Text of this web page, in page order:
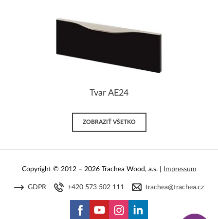
Tvar AE24
ZOBRAZIŤ VŠETKO
Copyright © 2012 – 2026 Trachea Wood, a.s. | Impressum
GDPR +420 573 502 111 trachea@trachea.cz